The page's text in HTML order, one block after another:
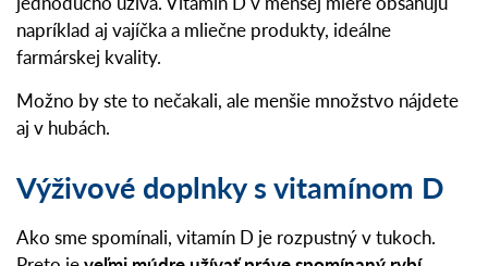
napríklad aj vajíčka a mliečne produkty, ideálne
farmárskej kvality.
Možno by ste to nečakali, ale menšie množstvo nájdete
aj v hubách.
Výživové doplnky s vitamínom D
Ako sme spomínali, vitamín D je rozpustný v tukoch.